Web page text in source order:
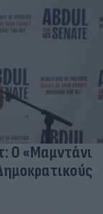
Ο «Μαμντάνι